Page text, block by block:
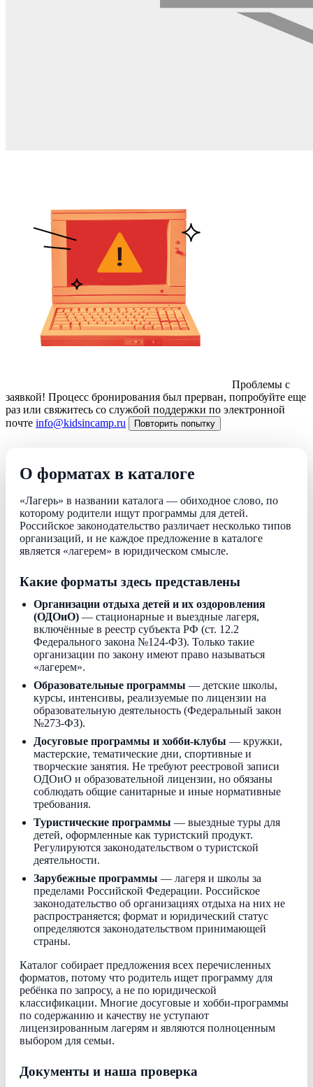
Проблемы с
заявкой! Процесс бронирования был прерван, попробуйте еще
раз или свяжитесь со службой поддержки по электронной
почте info@kidsincamp.ru Повторить попытку
О форматах в каталоге
«Лагерь» в названии каталога — обиходное слово, по
которому родители ищут программы для детей.
Российское законодательство различает несколько типов
организаций, и не каждое предложение в каталоге
является «лагерем» в юридическом смысле.
Какие форматы здесь представлены
Организации отдыха детей и их оздоровления
(ОДОиО) — стационарные и выездные лагеря,
включённые в реестр субъекта РФ (ст. 12.2
Федерального закона №124-ФЗ). Только такие
организации по закону имеют право называться
«лагерем».
Образовательные программы — детские школы,
курсы, интенсивы, реализуемые по лицензии на
образовательную деятельность (Федеральный закон
№273-ФЗ).
Досуговые программы и хобби-клубы — кружки,
мастерские, тематические дни, спортивные и
творческие занятия. Не требуют реестровой записи
ОДОиО и образовательной лицензии, но обязаны
соблюдать общие санитарные и иные нормативные
требования.
Туристические программы — выездные туры для
детей, оформленные как туристский продукт.
Регулируются законодательством о туристской
деятельности.
Зарубежные программы — лагеря и школы за
пределами Российской Федерации. Российское
законодательство об организациях отдыха на них не
распространяется; формат и юридический статус
определяются законодательством принимающей
страны.
Каталог собирает предложения всех перечисленных
форматов, потому что родитель ищет программу для
ребёнка по запросу, а не по юридической
классификации. Многие досуговые и хобби-программы
по содержанию и качеству не уступают
лицензированным лагерям и являются полноценным
выбором для семьи.
Документы и наша проверка